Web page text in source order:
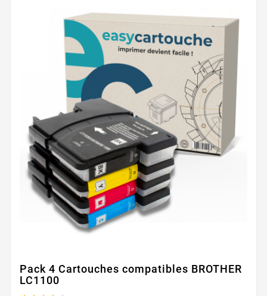
Pack 4 Cartouches compatibles BROTHER
LC1100